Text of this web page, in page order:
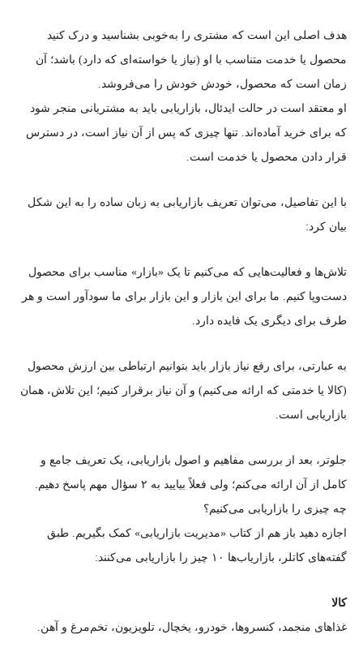
هدف اصلی این است که مشتری را به‌خوبی بشناسید و درک کنید
محصول یا خدمت متناسب با او (نیاز یا خواسته‌‌ای که دارد) باشد؛ آن
زمان است که محصول، خودش خودش را می‌فروشد.
او معتقد است در حالت ایدئال، بازاریابی باید به مشتریانی منجر شود
که برای خرید آماده‌اند. تنها چیزی که پس از آن نیاز است، در دسترس
قرار دادن محصول یا خدمت است.
با این تفاصیل، می‌توان تعریف بازاریابی به زبان ساده را به این شکل
بیان کرد:
تلاش‌ها و فعالیت‌هایی که می‌کنیم تا یک «بازار» مناسب برای محصول
دست‌وپا کنیم. ما برای این بازار و این بازار برای ما سودآور است و هر
طرف برای دیگری یک فایده دارد.
به عبارتی، برای رفع نیاز بازار باید بتوانیم ارتباطی بین ارزش محصول
(کالا یا خدمتی که ارائه می‌کنیم) و آن نیاز برقرار کنیم؛ این تلاش، همان
بازاریابی است.
جلوتر، بعد از بررسی مفاهیم و اصول بازاریابی، یک تعریف جامع و
کامل از آن ارائه می‌کنم؛ ولی فعلاً بیایید به ۲ سؤال مهم پاسخ دهیم.
چه چیزی را بازاریابی می‌کنیم؟
اجازه دهید باز هم از کتاب «مدیریت بازاریابی» کمک بگیریم. طبق
گفته‌های کاتلر، بازاریاب‌ها ۱۰ چیز را بازاریابی می‌کنند:
کالا
غذاهای منجمد، کنسروها، خودرو، یخچال، تلویزیون، تخم‌مرغ و آهن.